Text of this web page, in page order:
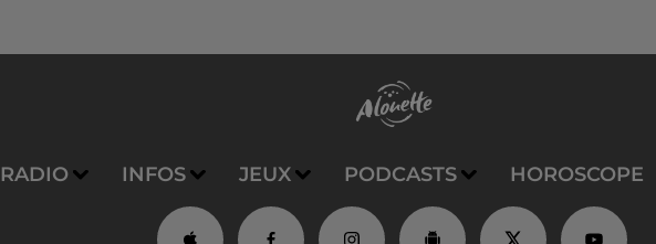
RADIO INFOS JEUX PODCASTS HOROSCOPE